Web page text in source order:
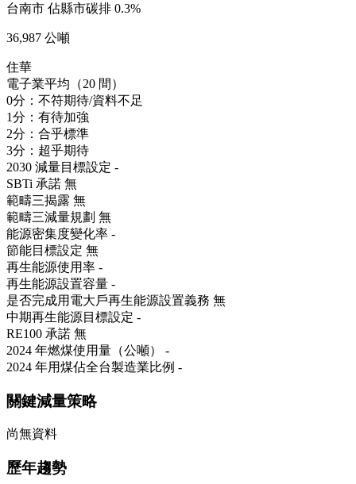
台南市 佔縣市碳排 0.3%
36,987 公噸
住華
電子業平均（20 間）
0分：不符期待/資料不足
1分：有待加強
2分：合乎標準
3分：超乎期待
2030 減量目標設定 -
SBTi 承諾 無
範疇三揭露 無
範疇三減量規劃 無
能源密集度變化率 -
節能目標設定 無
再生能源使用率 -
再生能源設置容量 -
是否完成用電大戶再生能源設置義務 無
中期再生能源目標設定 -
RE100 承諾 無
2024 年燃煤使用量（公噸） -
2024 年用煤佔全台製造業比例 -
關鍵減量策略
尚無資料
歷年趨勢